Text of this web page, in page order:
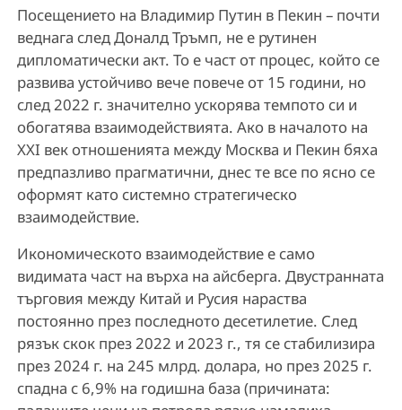
Посещението на Владимир Путин в Пекин – почти
веднага след Доналд Тръмп, не е рутинен
дипломатически акт. То е част от процес, който се
развива устойчиво вече повече от 15 години, но
след 2022 г. значително ускорява темпото си и
обогатява взаимодействията. Ако в началото на
XXI век отношенията между Москва и Пекин бяха
предпазливо прагматични, днес те все по ясно се
оформят като системно стратегическо
взаимодействие.
Икономическото взаимодействие е само
видимата част на върха на айсберга. Двустранната
търговия между Китай и Русия нараства
постоянно през последното десетилетие. След
рязък скок през 2022 и 2023 г., тя се стабилизира
през 2024 г. на 245 млрд. долара, но през 2025 г.
спадна с 6,9% на годишна база (причината: